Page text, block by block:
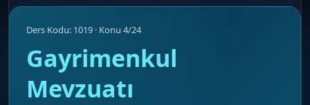
Ders Kodu: 1019 · Konu 4/24
Gayrimenkul
Mevzuatı